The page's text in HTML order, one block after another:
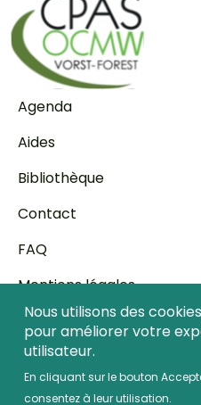
Pied de page
Agenda
Aides
Bibliothèque
Contact
FAQ
Mentions légales
Transparence
Accès
© 2026 Caravane media
Nous utilisons des
pour améliorer votre
utilisateur.
En cliquant sur le bouton
consentez à leur utilisation.